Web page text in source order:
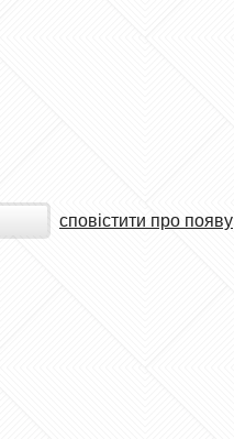
сповістити про появу